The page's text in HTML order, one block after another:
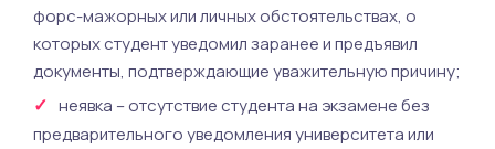
форс-мажорных или личных обстоятельствах, о
которых студент уведомил заранее и предъявил
документы, подтверждающие уважительную причину;
неявка – отсутствие студента на экзамене без
предварительного уведомления университета или